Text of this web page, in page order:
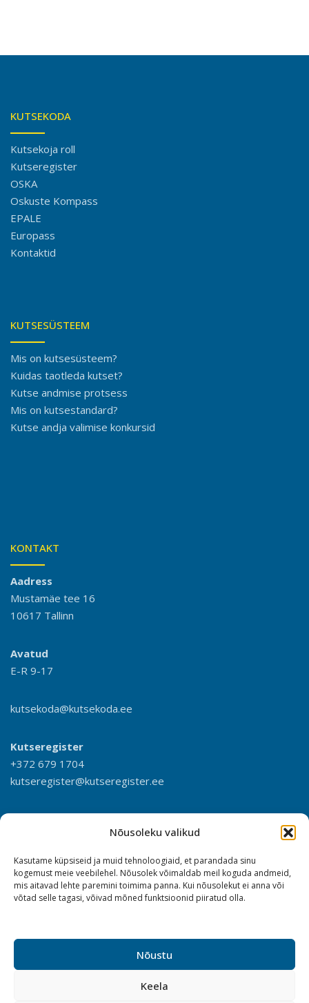
Nõusoleku valikud
Kasutame küpsiseid ja muid tehnoloogiaid, et parandada sinu
kogemust meie veebilehel. Nõusolek võimaldab meil koguda andmeid,
mis aitavad lehte paremini toimima panna. Kui nõusolekut ei anna või
võtad selle tagasi, võivad mõned funktsioonid piiratud olla.
Nõustu
Keela
KUTSEKODA
Kutsekoja roll
Kutseregister
OSKA
Oskuste Kompass
EPALE
Europass
Kontaktid
KUTSESÜSTEEM
Mis on kutsesüsteem?
Kuidas taotleda kutset?
Kutse andmise protsess
Mis on kutsestandard?
Kutse andja valimise konkursid
KONTAKT
Aadress
Mustamäe tee 16
10617 Tallinn
Avatud
E-R 9-17
kutsekoda@kutsekoda.ee
Kutseregister
+372 679 1704
kutseregister@kutseregister.ee